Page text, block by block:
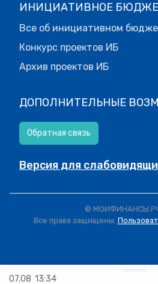
ИНИЦИАТИВНОЕ
Все об инициативном
Конкурс проектов ИБ
Архив проектов ИБ
ДОПОЛНИТЕЛЬНЫЕ
Обратная связь
Версия для
©
Все права защищены.
07.08 13:34